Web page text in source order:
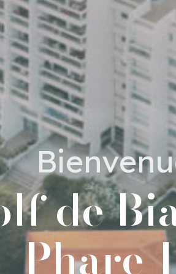
de
Phare